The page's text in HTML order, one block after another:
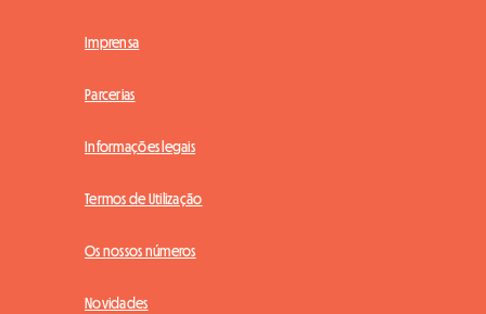
Imprensa
Parcerias
Informações legais
Termos de Utilização
Os nossos números
Novidades